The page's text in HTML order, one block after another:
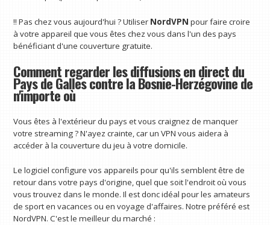
‼️ Pas chez vous aujourd'hui ? Utiliser NordVPN pour faire croire
à votre appareil que vous êtes chez vous dans l'un des pays
bénéficiant d'une couverture gratuite.
Comment regarder les diffusions en direct du
Pays de Galles contre la Bosnie-Herzégovine de
n'importe où
Vous êtes à l'extérieur du pays et vous craignez de manquer
votre streaming ? N'ayez crainte, car un VPN vous aidera à
accéder à la couverture du jeu à votre domicile.
Le logiciel configure vos appareils pour qu'ils semblent être de
retour dans votre pays d'origine, quel que soit l'endroit où vous
vous trouvez dans le monde. Il est donc idéal pour les amateurs
de sport en vacances ou en voyage d'affaires. Notre préféré est
NordVPN. C'est le meilleur du marché :